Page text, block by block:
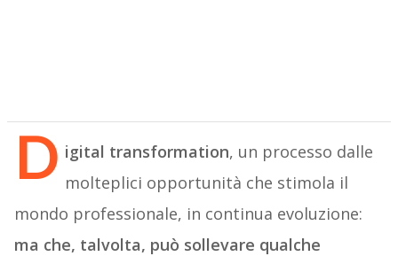
D igital transformation, un processo dalle
molteplici opportunità che stimola il
mondo professionale, in continua evoluzione:
ma che, talvolta, può sollevare qualche